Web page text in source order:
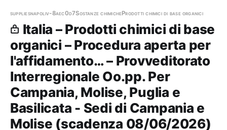
suppliesnapoliv-8aec0d7Sostanze chimicheProdotti chimici di base organici
Italia – Prodotti chimici di base
organici – Procedura aperta per
l'affidamento… – Provveditorato
Interregionale Oo.pp. Per
Campania, Molise, Puglia e
Basilicata - Sedi di Campania e
Molise (scadenza 08/06/2026)